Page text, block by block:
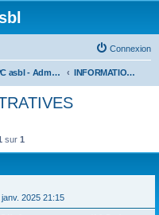
Connexion
CRPC asbl - Administration INFORMATIONS ADMINISTRATIVES
sur 1
janv. 2025 21:15